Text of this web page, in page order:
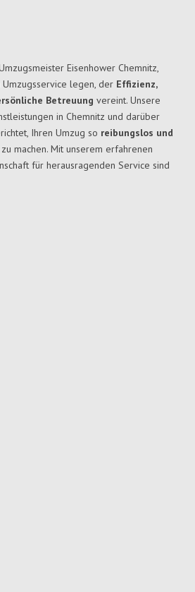
Eisenhower Chemnitz,
legen, der Effizienz,
Betreuung vereint. Unsere
in Chemnitz und darüber
Ihren Umzug so reibungslos und
zu machen. Mit unserem erfahrenen
für herausragenden Service sind